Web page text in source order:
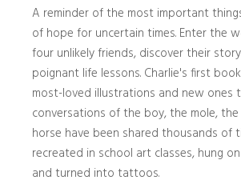
A reminder of the most important
of hope for uncertain times. Enter the
four unlikely friends, discover their
poignant life lessons. Charlie's first
most-loved illustrations and new ones
conversations of the boy, the mole,
horse have been shared thousands of
recreated in school art classes, hung
and turned into tattoos.